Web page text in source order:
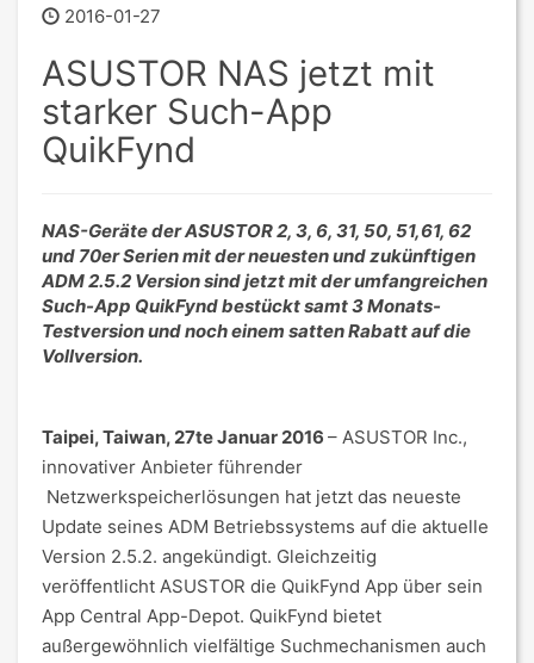
2016-01-27
ASUSTOR NAS jetzt mit
starker Such-App
QuikFynd
NAS-Geräte der ASUSTOR 2, 3, 6, 31, 50, 51,61, 62
und 70er Serien mit der neuesten und zukünftigen
ADM 2.5.2 Version sind jetzt mit der umfangreichen
Such-App QuikFynd bestückt samt 3 Monats-
Testversion und noch einem satten Rabatt auf die
Vollversion.
Taipei, Taiwan, 27te Januar 2016 – ASUSTOR Inc.,
innovativer Anbieter führender
Netzwerkspeicherlösungen hat jetzt das neueste
Update seines ADM Betriebssystems auf die aktuelle
Version 2.5.2. angekündigt. Gleichzeitig
veröffentlicht ASUSTOR die QuikFynd App über sein
App Central App-Depot. QuikFynd bietet
außergewöhnlich vielfältige Suchmechanismen auch